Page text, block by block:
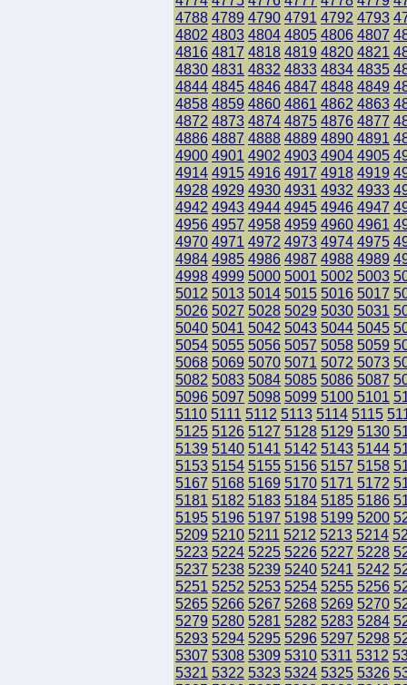
4788 4789 4790 4791 4792 4793
4802 4803 4804 4805 4806 4807
4816 4817 4818 4819 4820 4821
4830 4831 4832 4833 4834 4835
4844 4845 4846 4847 4848 4849
4858 4859 4860 4861 4862 4863
4872 4873 4874 4875 4876 4877
4886 4887 4888 4889 4890 4891
4900 4901 4902 4903 4904 4905
4914 4915 4916 4917 4918 4919
4928 4929 4930 4931 4932 4933
4942 4943 4944 4945 4946 4947
4956 4957 4958 4959 4960 4961
4970 4971 4972 4973 4974 4975
4984 4985 4986 4987 4988 4989
4998 4999 5000 5001 5002 5003
5012 5013 5014 5015 5016 5017
5026 5027 5028 5029 5030 5031
5040 5041 5042 5043 5044 5045
5054 5055 5056 5057 5058 5059
5068 5069 5070 5071 5072 5073
5082 5083 5084 5085 5086 5087
5096 5097 5098 5099 5100 5101
5110 5111 5112 5113 5114 5115
5125 5126 5127 5128 5129 5130
5139 5140 5141 5142 5143 5144
5153 5154 5155 5156 5157 5158
5167 5168 5169 5170 5171 5172
5181 5182 5183 5184 5185 5186
5195 5196 5197 5198 5199 5200
5209 5210 5211 5212 5213 5214
5223 5224 5225 5226 5227 5228
5237 5238 5239 5240 5241 5242
5251 5252 5253 5254 5255 5256
5265 5266 5267 5268 5269 5270
5279 5280 5281 5282 5283 5284
5293 5294 5295 5296 5297 5298
5307 5308 5309 5310 5311 5312
5321 5322 5323 5324 5325 5326